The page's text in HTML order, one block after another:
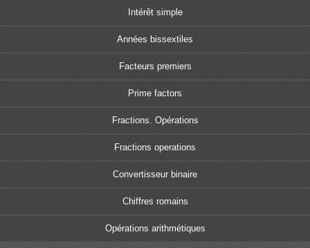
Intérêt simple
Années bissextiles
Facteurs premiers
Prime factors
Fractions. Opérations
Fractions operations
Convertisseur binaire
Chiffres romains
Opérations arithmétiques